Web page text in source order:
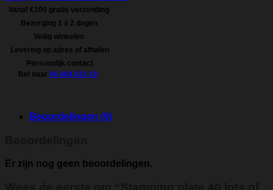
Vanaf €100 gratis verzending
Bezorging 1 á 2 dagen
Veilig winkelen
Levering op adres of afhalen
Persoonlijk contact
Bel naar 06 484 024 18
Beoordelingen (0)
Er zijn nog geen beoordelingen.